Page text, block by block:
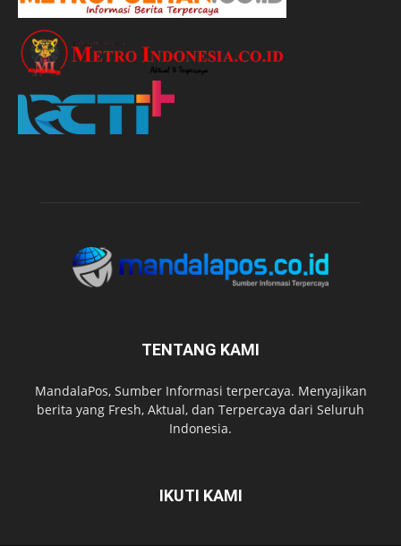
TENTANG KAMI
MandalaPos, Sumber Informasi terpercaya. Menyajikan
berita yang Fresh, Aktual, dan Terpercaya dari Seluruh
Indonesia.
IKUTI KAMI